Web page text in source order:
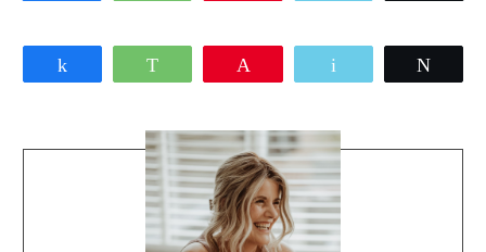
WhatsApp